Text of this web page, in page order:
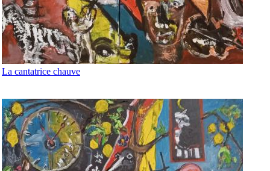
La cantatrice chauve